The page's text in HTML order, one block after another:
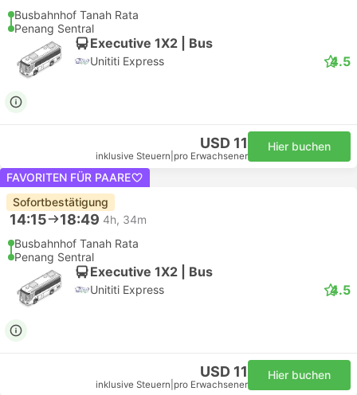
Busbahnhof Tanah Rata
Penang Sentral
Executive 1X2 | Bus
Unititi Express 4.5
USD 11
inklusive Steuern pro Erwachsener
Hier buchen
FAVORITEN FÜR PAARE
Sofortbestätigung
14:15 18:49 4h, 34m
Busbahnhof Tanah Rata
Penang Sentral
Executive 1X2 | Bus
Unititi Express 4.5
USD 11
inklusive Steuern pro Erwachsener
Hier buchen